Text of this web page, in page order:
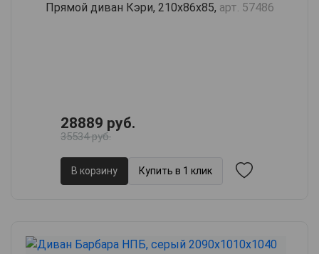
Прямой диван Кэри, 210х86х85, арт. 57486
28889 руб.
35534 руб.
В корзину Купить в 1 клик